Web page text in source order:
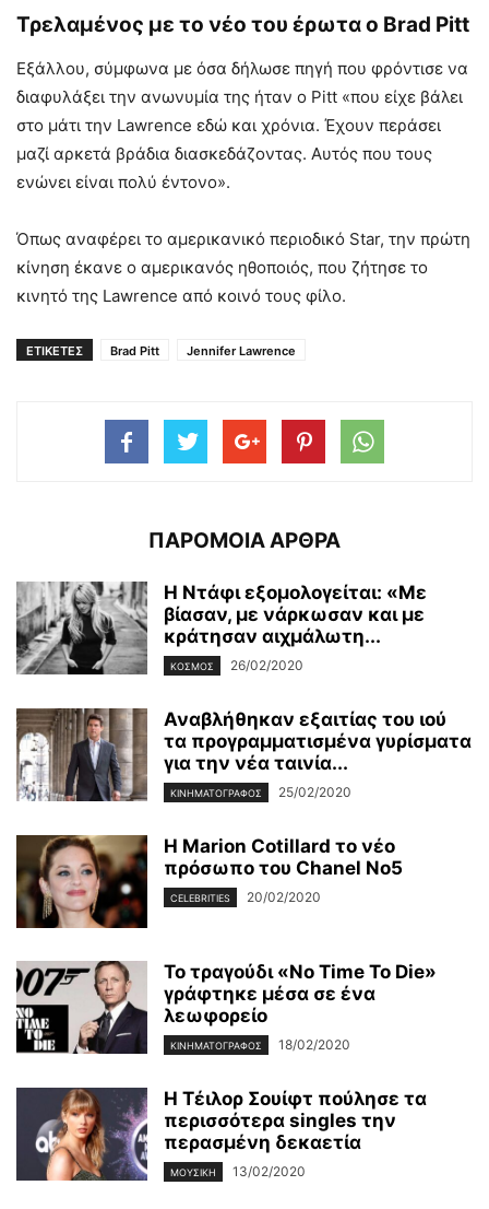
Τρελαμένος με το νέο του έρωτα ο Brad Pitt
Εξάλλου, σύμφωνα με όσα δήλωσε πηγή που φρόντισε να
διαφυλάξει την ανωνυμία της ήταν ο Pitt «που είχε βάλει
στο μάτι την Lawrence εδώ και χρόνια. Έχουν περάσει
μαζί αρκετά βράδια διασκεδάζοντας. Αυτός που τους
ενώνει είναι πολύ έντονο».
Όπως αναφέρει το αμερικανικό περιοδικό Star, την πρώτη
κίνηση έκανε ο αμερικανός ηθοποιός, που ζήτησε το
κινητό της Lawrence από κοινό τους φίλο.
ΕΤΙΚΕΤΕΣ Brad Pitt Jennifer Lawrence
ΠΑΡΟΜΟΙΑ ΑΡΘΡΑ
H Ντάφι εξομολογείται: «Με
βίασαν, με νάρκωσαν και με
κράτησαν αιχμάλωτη...
ΚΌΣΜΟΣ 26/02/2020
Αναβλήθηκαν εξαιτίας του ιού
τα προγραμματισμένα γυρίσματα
για την νέα ταινία...
ΚΙΝΗΜΑΤΟΓΡΆΦΟΣ 25/02/2020
Η Marion Cotillard το νέο
πρόσωπο του Chanel No5
CELEBRITIES 20/02/2020
Το τραγούδι «No Time To Die»
γράφτηκε μέσα σε ένα
λεωφορείο
ΚΙΝΗΜΑΤΟΓΡΆΦΟΣ 18/02/2020
Η Τέιλορ Σουίφτ πούλησε τα
περισσότερα singles την
περασμένη δεκαετία
ΜΟΥΣΙΚΉ 13/02/2020